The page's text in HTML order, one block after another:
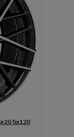
5x120